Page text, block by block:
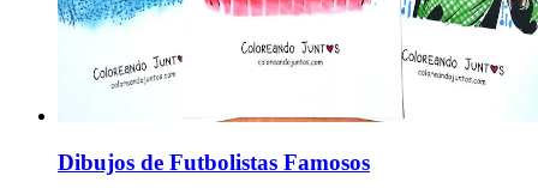
Dibujos de Futbolistas Famosos